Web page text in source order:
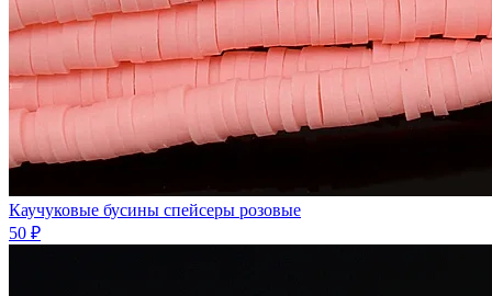
Каучуковые бусины спейсеры розовые
50 ₽